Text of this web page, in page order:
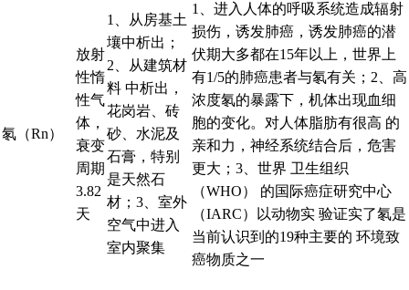
氡（Rn）
放射
性惰
性气
体，
衰变
周期
3.82
天
1、从房基土
壤中析出；
2、从建筑材
料 中析出，
花岗岩、砖
砂、水泥及
石膏，特别
是天然石
材；3、室外
空气中进入
室内聚集
1、进入人体的呼吸系统造成辐射
损伤，诱发肺癌，诱发肺癌的潜
伏期大多都在15年以上，世界上
有1/5的肺癌患者与氡有关；2、高
浓度氡的暴露下，机体出现血细
胞的变化。对人体脂肪有很高 的
亲和力，神经系统结合后，危害
更大；3、世界 卫生组织
（WHO） 的国际癌症研究中心
（IARC）以动物实 验证实了氡是
当前认识到的19种主要的 环境致
癌物质之一